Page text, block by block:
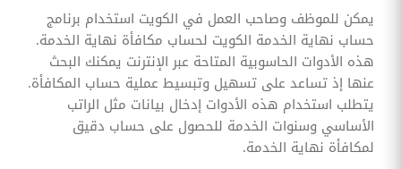
يمكن للموظف وصاحب العمل في الكويت استخدام برنامج
حساب نهاية الخدمة الكويت لحساب مكافأة نهاية الخدمة.
هذه الأدوات الحاسوبية المتاحة عبر الإنترنت يمكنك البحث
عنها إذ تساعد على تسهيل وتبسيط عملية حساب المكافأة.
يتطلب استخدام هذه الأدوات إدخال بيانات مثل الراتب
الأساسي وسنوات الخدمة للحصول على حساب دقيق
لمكافأة نهاية الخدمة.